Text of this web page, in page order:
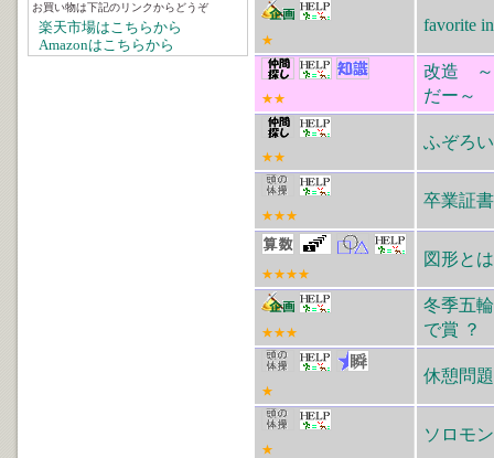
お買い物は下記のリンクからどうぞ
楽天市場はこちらから
Amazonはこちらから
★
favorite
★★
改造 ～
だー～
★★
ふぞろ
★★★
卒業証
★★★★
図形と
★★★
冬季五
で賞 ？
★
休憩問題
★
ソロモ